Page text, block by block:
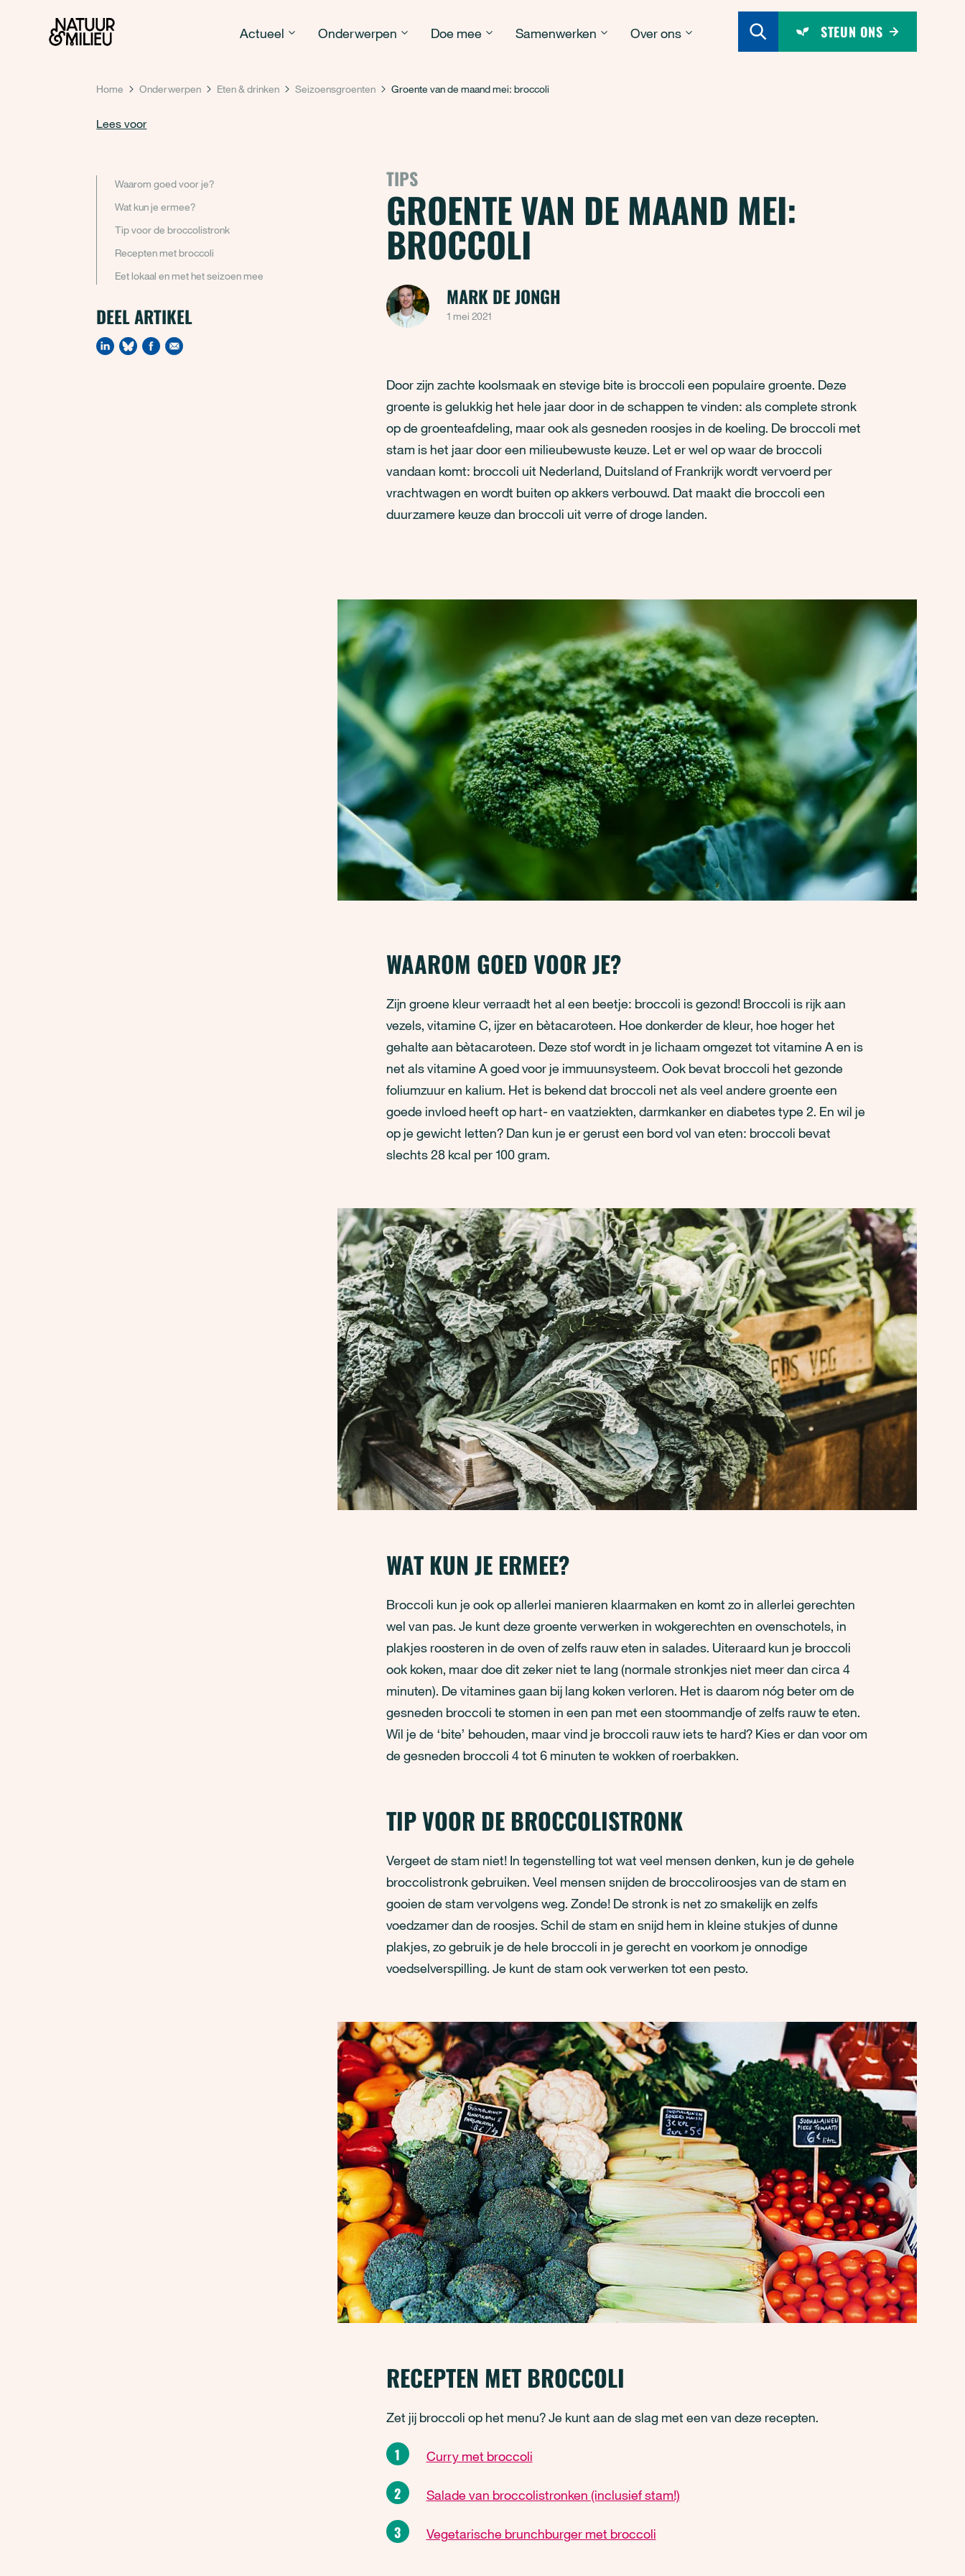
Natuur & Milieu homepage
Actueel Onderwerpen Doe mee Samenwerken Over ons STEUN ONS
Home Onderwerpen Eten & drinken Seizoensgroenten Groente van de maand mei: broccoli
Lees voor
Waarom goed voor je?
Wat kun je ermee?
Tip voor de broccolistronk
Recepten met broccoli
Eet lokaal en met het seizoen mee
DEEL ARTIKEL
TIPS
GROENTE VAN DE MAAND MEI:
BROCCOLI
MARK DE JONGH
1 mei 2021
Door zijn zachte koolsmaak en stevige bite is broccoli een populaire groente. Deze
groente is gelukkig het hele jaar door in de schappen te vinden: als complete stronk
op de groenteafdeling, maar ook als gesneden roosjes in de koeling. De broccoli met
stam is het jaar door een milieubewuste keuze. Let er wel op waar de broccoli
vandaan komt: broccoli uit Nederland, Duitsland of Frankrijk wordt vervoerd per
vrachtwagen en wordt buiten op akkers verbouwd. Dat maakt die broccoli een
duurzamere keuze dan broccoli uit verre of droge landen.
WAAROM GOED VOOR JE?
Zijn groene kleur verraadt het al een beetje: broccoli is gezond! Broccoli is rijk aan
vezels, vitamine C, ijzer en bètacaroteen. Hoe donkerder de kleur, hoe hoger het
gehalte aan bètacaroteen. Deze stof wordt in je lichaam omgezet tot vitamine A en is
net als vitamine A goed voor je immuunsysteem. Ook bevat broccoli het gezonde
foliumzuur en kalium. Het is bekend dat broccoli net als veel andere groente een
goede invloed heeft op hart- en vaatziekten, darmkanker en diabetes type 2. En wil je
op je gewicht letten? Dan kun je er gerust een bord vol van eten: broccoli bevat
slechts 28 kcal per 100 gram.
WAT KUN JE ERMEE?
Broccoli kun je ook op allerlei manieren klaarmaken en komt zo in allerlei gerechten
wel van pas. Je kunt deze groente verwerken in wokgerechten en ovenschotels, in
plakjes roosteren in de oven of zelfs rauw eten in salades. Uiteraard kun je broccoli
ook koken, maar doe dit zeker niet te lang (normale stronkjes niet meer dan circa 4
minuten). De vitamines gaan bij lang koken verloren. Het is daarom nóg beter om de
gesneden broccoli te stomen in een pan met een stoommandje of zelfs rauw te eten.
Wil je de ‘bite’ behouden, maar vind je broccoli rauw iets te hard? Kies er dan voor om
de gesneden broccoli 4 tot 6 minuten te wokken of roerbakken.
TIP VOOR DE BROCCOLISTRONK
Vergeet de stam niet! In tegenstelling tot wat veel mensen denken, kun je de gehele
broccolistronk gebruiken. Veel mensen snijden de broccoliroosjes van de stam en
gooien de stam vervolgens weg. Zonde! De stronk is net zo smakelijk en zelfs
voedzamer dan de roosjes. Schil de stam en snijd hem in kleine stukjes of dunne
plakjes, zo gebruik je de hele broccoli in je gerecht en voorkom je onnodige
voedselverspilling. Je kunt de stam ook verwerken tot een pesto.
RECEPTEN MET BROCCOLI
Zet jij broccoli op het menu? Je kunt aan de slag met een van deze recepten.
Curry met broccoli
Salade van broccolistronken (inclusief stam!)
Vegetarische brunchburger met broccoli